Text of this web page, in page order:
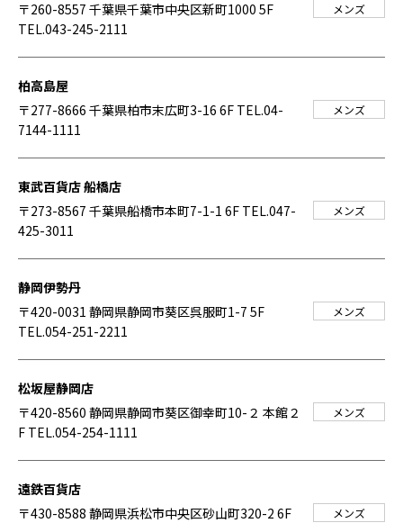
〒260-8557 千葉県千葉市中央区新町1000 5F
TEL.043-245-2111
メンズ
柏高島屋
〒277-8666 千葉県柏市末広町3-16 6F TEL.04-
7144-1111
メンズ
東武百貨店 船橋店
〒273-8567 千葉県船橋市本町7-1-1 6F TEL.047-
425-3011
メンズ
静岡伊勢丹
〒420-0031 静岡県静岡市葵区呉服町1-7 5F
TEL.054-251-2211
メンズ
松坂屋静岡店
〒420-8560 静岡県静岡市葵区御幸町10-２ 本館２
F TEL.054-254-1111
メンズ
遠鉄百貨店
〒430-8588 静岡県浜松市中央区砂山町320-2 6F
メンズ